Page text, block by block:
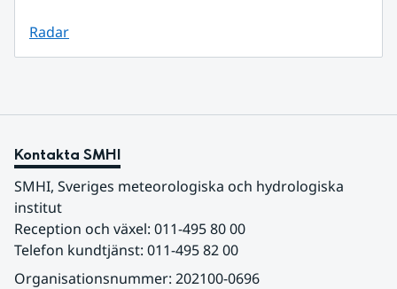
Radar
Kontakta SMHI
SMHI, Sveriges meteorologiska och hydrologiska
institut
Reception och växel: 011-495 80 00
Telefon kundtjänst: 011-495 82 00
Organisationsnummer: 202100-0696